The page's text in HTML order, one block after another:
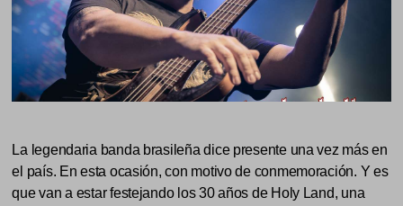
La legendaria banda brasileña dice presente una vez más en
el país. En esta ocasión, con motivo de conmemoración. Y es
que van a estar festejando los 30 años de Holy Land, una